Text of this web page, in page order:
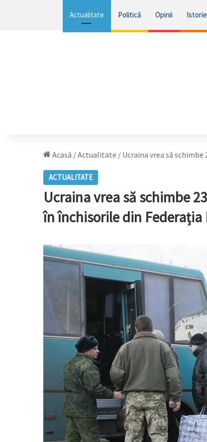
Actualitate Politică Opinii Istorie
Acasă /Actualitate / Ucraina vrea să
ACTUALITATE
Ucraina vrea să schimbe
în închisorile din Federația